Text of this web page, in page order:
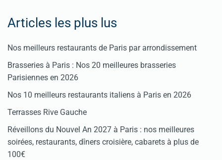
Articles les plus lus
Nos meilleurs restaurants de Paris par arrondissement
Brasseries à Paris : Nos 20 meilleures brasseries
Parisiennes en 2026
Nos 10 meilleurs restaurants italiens à Paris en 2026
Terrasses Rive Gauche
Réveillons du Nouvel An 2027 à Paris : nos meilleures
soirées, restaurants, dîners croisière, cabarets à plus de
100€